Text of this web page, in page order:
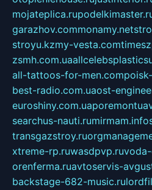
mojateplica.ru
garazhov.commonamy.net
stroyu.kzmy-vesta.com
zsmh.com.ua
all-tattoos-for-men.com
best-radio.com.uaost-
euroshiny.com.ua
searchus-nauti.rumirmam.info
transgazstroy.ru
xtreme-rp.ruwasdpvp.ru
orenferma.ruavtoservis-
backstage-682-music.ru